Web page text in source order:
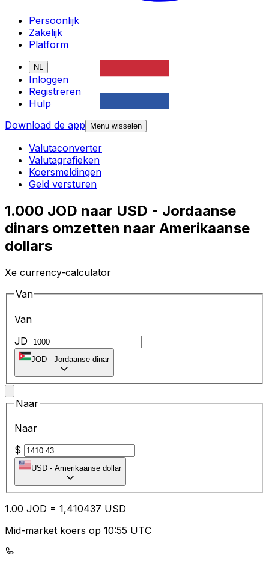
Persoonlijk
Zakelijk
Platform
NL
Inloggen
Registreren
Hulp
Download de app
Menu wisselen
Valutaconverter
Valutagrafieken
Koersmeldingen
Geld versturen
1.000 JOD naar USD - Jordaanse
dinars omzetten naar Amerikaanse
dollars
Xe currency-calculator
Van
Van
JD
JOD - Jordaanse dinar
Naar
Naar
$
USD - Amerikaanse dollar
1.00 JOD = 1,410437 USD
Mid-market koers op 10:55 UTC